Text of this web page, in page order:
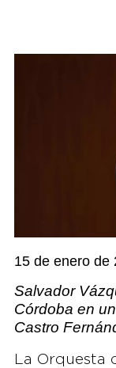
15 de enero de
Salvador
Córdoba en
Castro
La Orquesta